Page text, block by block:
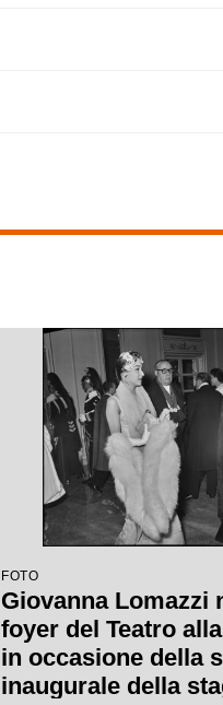
FOTO
Giovanna Lomazzi
foyer del Teatro
in occasione della
inaugurale della